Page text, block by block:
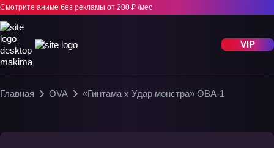
Смотрите аниме без рекламы от 200 ₽ /мес
VIP
Главная OVA «Гинтама x Удар монстра» ОВА-1